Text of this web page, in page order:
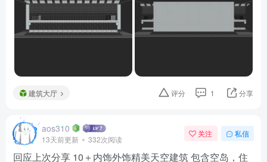
建筑大厅 评分 1 分享
aos310
13天前更新 332次阅读
关注 私信
回应上次分享 10＋内饰外饰精美天空建筑 包含空岛，住